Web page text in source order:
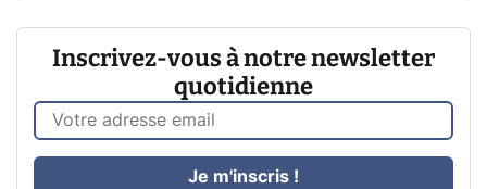
Inscrivez-vous à notre newsletter
quotidienne
Je m'inscris !